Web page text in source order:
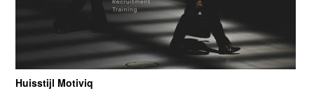
Huisstijl Motiviq